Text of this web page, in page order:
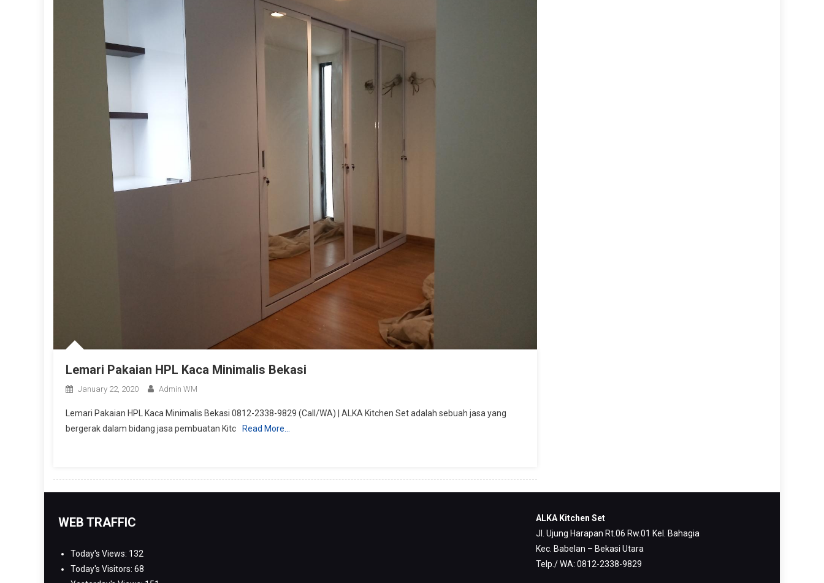
Lemari Pakaian HPL Kaca Minimalis Bekasi
January 22, 2020 Admin WM
Lemari Pakaian HPL Kaca Minimalis Bekasi 0812-2338-9829 (Call/WA) | ALKA Kitchen Set adalah sebuah jasa yang
bergerak dalam bidang jasa pembuatan Kitc
Read More…
WEB TRAFFIC
Today's Views: 132
Today's Visitors: 68
ALKA Kitchen Set
Jl. Ujung Harapan Rt.06 Rw.01 Kel. Bahagia
Kec. Babelan – Bekasi Utara
Telp./ WA: 0812-2338-9829